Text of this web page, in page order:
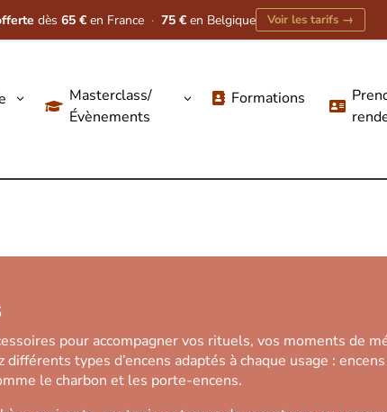
dès 65 € en France · 75 € en Belgique Voir les tarifs →
3

Masterclass/
Évènements
3  Formations 
pour accompagner vos rituels, vos moments de
types d’encens adaptés à chaque usage :
le charbon et les porte-encens.